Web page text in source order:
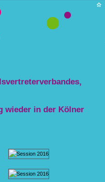
wieder in der Kölner